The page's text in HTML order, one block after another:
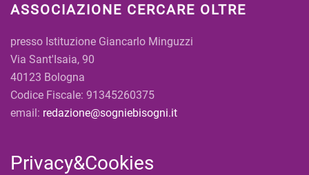
ASSOCIAZIONE CERCARE OLTRE
presso Istituzione Giancarlo Minguzzi
Via Sant'Isaia, 90
40123 Bologna
Codice Fiscale: 91345260375
email: redazione@sogniebisogni.it
Privacy&Cookies